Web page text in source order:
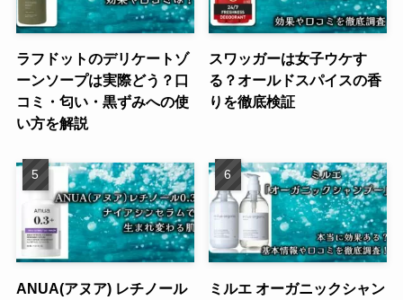
ラフドットのデリケートゾ
ーンソープは実際どう？口
コミ・匂い・黒ずみへの使
い方を解説
スワッガーは女子ウケす
る？オールドスパイスの香
りを徹底検証
ANUA(アヌア) レチノール
ミルエ オーガニックシャン